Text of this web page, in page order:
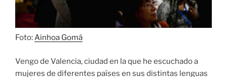
Foto:Ainhoa Gomá
Vengo de Valencia, ciudad en la que he escuchado a
mujeres de diferentes países en sus distintas lenguas